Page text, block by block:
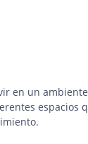
en un
espacios